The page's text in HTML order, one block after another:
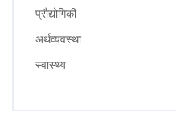
प्रौद्योगिकी
अर्थव्यवस्था
स्वास्थ्य